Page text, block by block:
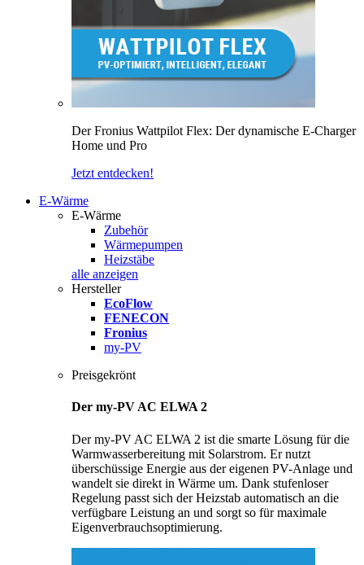
Der Fronius Wattpilot Flex: Der dynamische E-Charger
Home und Pro
Jetzt entdecken!
E-Wärme
E-Wärme
Zubehör
Wärmepumpen
Heizstäbe
alle anzeigen
Hersteller
EcoFlow
FENECON
Fronius
my-PV
Preisgekrönt
Der my-PV AC ELWA 2
Der my-PV AC ELWA 2 ist die smarte Lösung für die
Warmwasserbereitung mit Solarstrom. Er nutzt
überschüssige Energie aus der eigenen PV-Anlage und
wandelt sie direkt in Wärme um. Dank stufenloser
Regelung passt sich der Heizstab automatisch an die
verfügbare Leistung an und sorgt so für maximale
Eigenverbrauchsoptimierung.